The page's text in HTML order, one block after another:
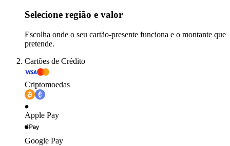
Selecione região e valor
Escolha onde o seu cartão-presente funciona e o montante que
pretende.
Cartões de Crédito
Criptomoedas
Apple Pay
Google Pay